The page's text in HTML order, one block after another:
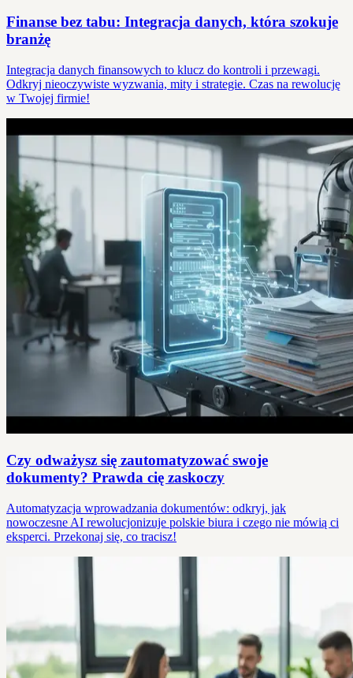
Finanse bez tabu: Integracja danych, która szokuje
branżę
Integracja danych finansowych to klucz do kontroli i przewagi.
Odkryj nieoczywiste wyzwania, mity i strategie. Czas na rewolucję
w Twojej firmie!
Czy odważysz się zautomatyzować swoje
dokumenty? Prawda cię zaskoczy
Automatyzacja wprowadzania dokumentów: odkryj, jak
nowoczesne AI rewolucjonizuje polskie biura i czego nie mówią ci
eksperci. Przekonaj się, co tracisz!